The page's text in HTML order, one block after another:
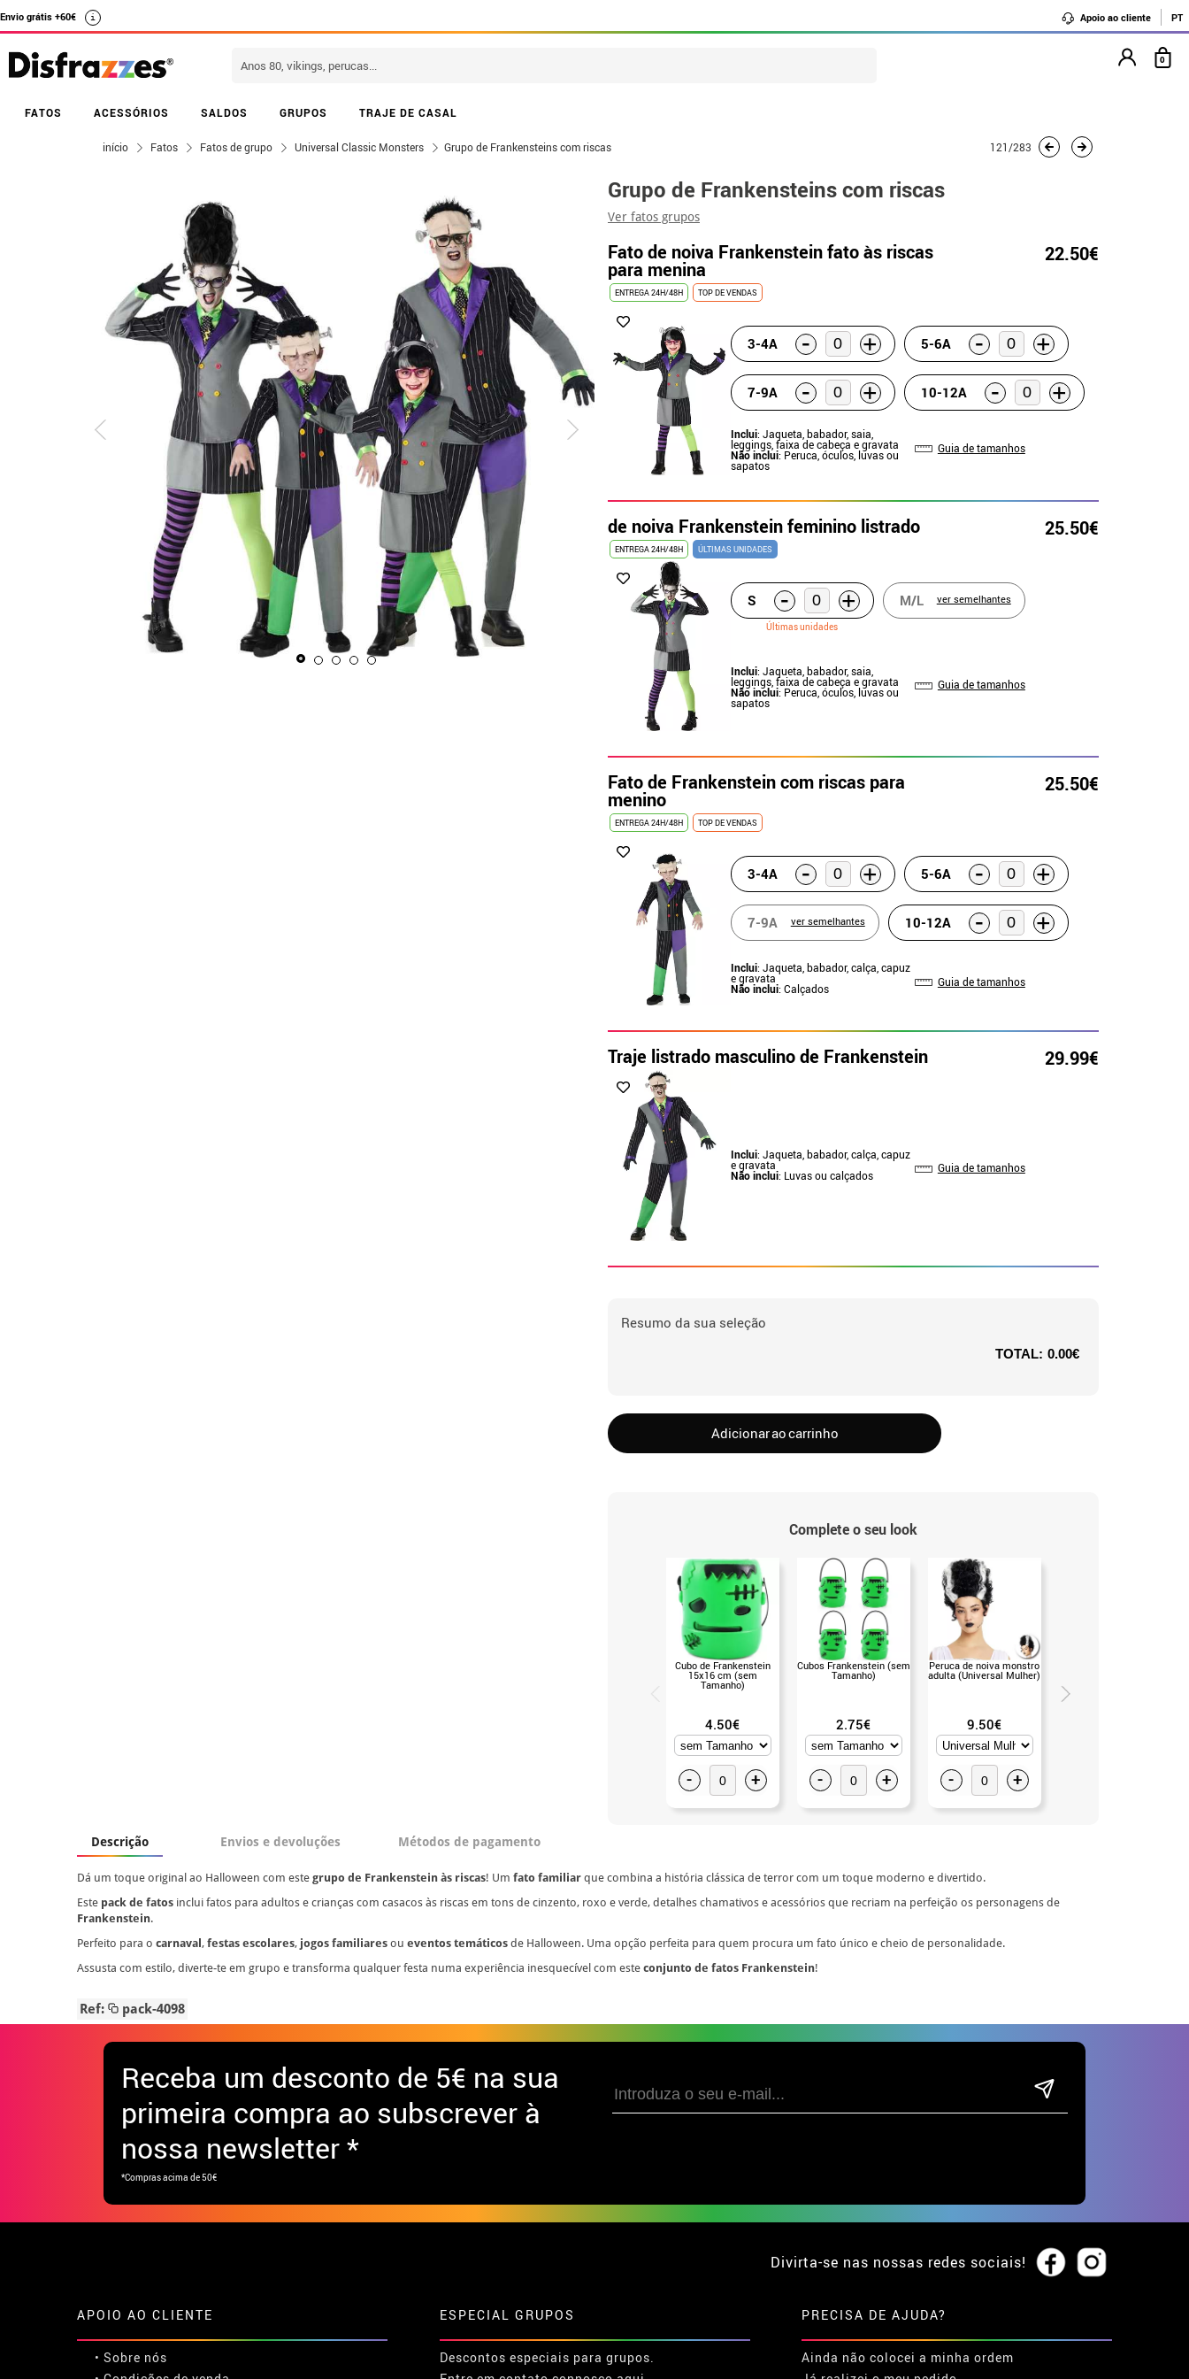
Envio grátis +60€ i Apoio ao cliente PT
FATOS ACESSÓRIOS SALDOS GRUPOS TRAJE DE CASAL
0
início Fatos Fatos de grupo Universal Classic Monsters Grupo de Frankensteins com riscas 121/283
Grupo de Frankensteins com riscas
Ver fatos grupos
Fato de noiva Frankenstein fato às riscas
para menina
22.50€
ENTREGA 24H/48H TOP DE VENDAS
3-4A - + 5-6A - +
7-9A - + 10-12A - +
Inclui: Jaqueta, babador, saia,
leggings, faixa de cabeça e gravata
Não inclui: Peruca, óculos, luvas ou
sapatos
Guia de tamanhos
de noiva Frankenstein feminino listrado 25.50€
ENTREGA 24H/48H ÚLTIMAS UNIDADES
S - +
Últimas unidades
M/L ver semelhantes
Inclui: Jaqueta, babador, saia,
leggings, faixa de cabeça e gravata
Não inclui: Peruca, óculos, luvas ou
sapatos
Guia de tamanhos
Fato de Frankenstein com riscas para
menino
25.50€
ENTREGA 24H/48H TOP DE VENDAS
3-4A - + 5-6A - +
7-9A ver semelhantes 10-12A - +
Inclui: Jaqueta, babador, calça, capuz
e gravata
Não inclui: Calçados
Guia de tamanhos
Traje listrado masculino de Frankenstein 29.99€
Inclui: Jaqueta, babador, calça, capuz
e gravata
Não inclui: Luvas ou calçados
Guia de tamanhos
Resumo da sua seleção
TOTAL: 0.00€
Adicionar ao carrinho
Complete o seu look
Cubo de Frankenstein
15x16 cm (sem
Tamanho)
4.50€
- +
Cubos Frankenstein (sem
Tamanho)
2.75€
- +
Peruca de noiva monstro
adulta (Universal Mulher)
9.50€
- +
Descrição Envios e devoluções Métodos de pagamento
Dá um toque original ao Halloween com este grupo de Frankenstein às riscas! Um fato familiar que combina a história clássica de terror com um toque moderno e divertido.
Este pack de fatos inclui fatos para adultos e crianças com casacos às riscas em tons de cinzento, roxo e verde, detalhes chamativos e acessórios que recriam na perfeição os personagens de
Frankenstein.
Perfeito para o carnaval , festas escolares, jogos familiares ou eventos temáticos de Halloween. Uma opção perfeita para quem procura um fato único e cheio de personalidade.
Assusta com estilo, diverte-te em grupo e transforma qualquer festa numa experiência inesquecível com este conjunto de fatos Frankenstein!
Ref: pack-4098
Receba um desconto de 5€ na sua
primeira compra ao subscrever à
nossa newsletter *
*Compras acima de 50€
Divirta-se nas nossas redes sociais!
APOIO AO CLIENTE
• Sobre nós
ESPECIAL GRUPOS
Descontos especiais para grupos.
PRECISA DE AJUDA?
Ainda não colocei a minha ordem